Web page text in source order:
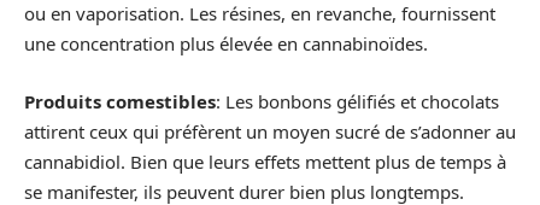
ou en vaporisation. Les résines, en revanche, fournissent
une concentration plus élevée en cannabinoïdes.
Produits comestibles: Les bonbons gélifiés et chocolats
attirent ceux qui préfèrent un moyen sucré de s’adonner au
cannabidiol. Bien que leurs effets mettent plus de temps à
se manifester, ils peuvent durer bien plus longtemps.